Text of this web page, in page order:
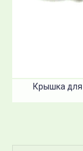
Крышка для